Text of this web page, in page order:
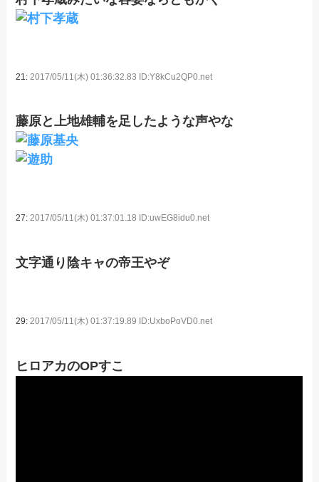
21: 2017/05/11(木) 01:36:32.83 ID:Y8kCu2QP0.net
藤原と上地雄輔を足したような声やな
27:2017/05/11(木) 01:37:01.18 ID:uwEG8idu0.net
文字通り陰キャの帝王やぞ
29:2017/05/11(木) 01:37:19.89 ID:UxboPoVD0.net
ヒロアカのOPすこ